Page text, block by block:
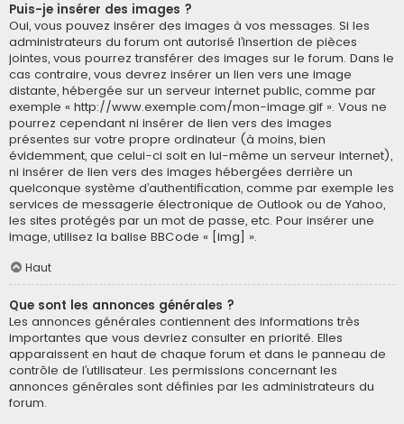
Puis-je insérer des images ?
Oui, vous pouvez insérer des images à vos messages. Si les
administrateurs du forum ont autorisé l’insertion de pièces
jointes, vous pourrez transférer des images sur le forum. Dans le
cas contraire, vous devrez insérer un lien vers une image
distante, hébergée sur un serveur internet public, comme par
exemple « http://www.exemple.com/mon-image.gif ». Vous ne
pourrez cependant ni insérer de lien vers des images
présentes sur votre propre ordinateur (à moins, bien
évidemment, que celui-ci soit en lui-même un serveur internet),
ni insérer de lien vers des images hébergées derrière un
quelconque système d’authentification, comme par exemple les
services de messagerie électronique de Outlook ou de Yahoo,
les sites protégés par un mot de passe, etc. Pour insérer une
image, utilisez la balise BBCode « [img] ».
Haut
Que sont les annonces générales ?
Les annonces générales contiennent des informations très
importantes que vous devriez consulter en priorité. Elles
apparaissent en haut de chaque forum et dans le panneau de
contrôle de l’utilisateur. Les permissions concernant les
annonces générales sont définies par les administrateurs du
forum.